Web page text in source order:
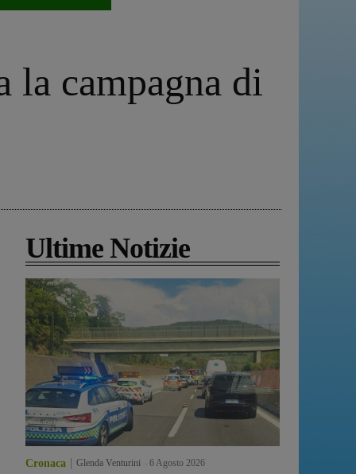
campagna di
Ultime Notizie
Cronaca Glenda Venturini 6 Agosto 2026